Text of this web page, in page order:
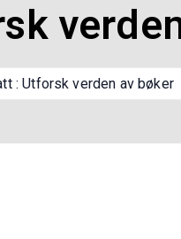
: Utforsk verden av bøker